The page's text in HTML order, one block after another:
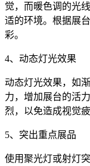
觉，而暖色调的光
适的环境。根据展
彩。
4、动态灯光效果
动态灯光效果，如
力，增加展台的活
烈，以免造成视觉疲
5、突出重点展品
使用聚光灯或射灯